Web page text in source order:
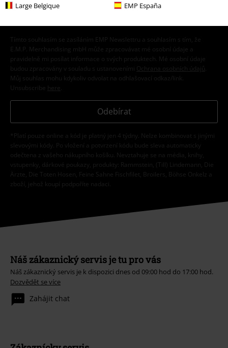
Large Belgique EMP España
Tímto souhlasím se zasíláním EMP Newslettru a souhlasím s tím, že
E.M.P. Merchandising mbH může zpracovávat mé osobní údaje a
pravidelně mi posílat informace o svých produktech. Mé osobní údaje
budou zpracovány v souladu s ustanoveními
Ochrana osobních údajů
Můj souhlas mohu kdykoliv odvolat na odhlašovací odkaz/link.
Unsubscribe here
Odebírat
*Platí pouze online a kód je platný jen 4 týdny. Nelze kombinovat s jinými
slevovými kódy. Po vložení a potvrzení kódu bude sleva automaticky
odečtena z vašeho nákupního košíku. Nevztahuje se na média, knihy,
vstupenky, dárkové poukazy, produkty: Rammstein, (Till) Lindemann, Die
Ärzte, Die Toten Hosen, Feine Sahne Fischfilet, Broilers, Böhse Onkelz a
zboží, jehož koupí podpoříte nadaci.
Náš zákaznický servis je tu pro vás
Náš zákaznický servis je k dispozici dnes od 09:00 hod do 17:00 hod.
Dozvědět se více
Zahájit chat